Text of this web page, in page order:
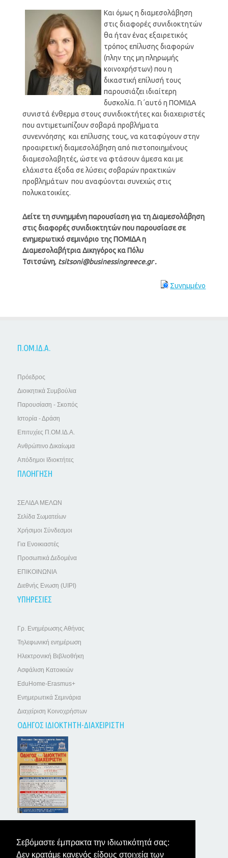
Σεβόμαστε έμπρακτα την ιδιωτικότητά σας:
Δεν κρατάμε κανενός είδους στοιχεία των
Και όμως η διαμεσολάβηση
στις διαφορές συνιδιοκτητών
θα ήταν ένας εξαιρετικός
τρόπος επίλυσης διαφορών
(πλην της μη πληρωμής
κοινοχρήστων) που η
δικαστική επίλυσή τους
παρουσιάζει ιδιαίτερη
δυσκολία. Γι΄αυτό η ΠΟΜΙΔΑ
συνιστά ένθερμα στους συνιδιοκτήτες και διαχειριστές
που αντιμετωπίζουν σοβαρά προβλήματα
συνεννόησης και επίλυσης τους, να καταφύγουν στην
προαιρετική διαμεσολάβηση από πιστοποιημένους
διαμεσολαβητές, ώστε να φτάσουν άμεσα και με
ελάχιστα έξοδα σε λύσεις σοβαρών πρακτικών
προβλημάτων που αναφύονται συνεχώς στις
πολυκατοικίες.
Δείτε τη συνημμένη παρουσίαση για τη Διαμεσολάβηση
στις διαφορές συνιδιοκτητών που παρουσίασε σε
ενημερωτικό σεμινάριο της ΠΟΜΙΔΑ η
Διαμεσολαβήτρια Δικηγόρος κα Πόλυ
Τσιτσώνη, tsitsoni@businessingreece.gr .
Συνημμένο
Π.ΟΜ.ΙΔ.Α.
Πρόεδρος
Διοικητικά Συμβούλια
Παρουσίαση - Σκοπός
Ιστορία - Δράση
Επιτυχίες Π.ΟΜ.ΙΔ.Α.
Ανθρώπινο Δικαίωμα
Απόδημοι Ιδιοκτήτες
ΠΛΟΗΓΗΣΗ
ΣΕΛΙΔΑ ΜΕΛΩΝ
Σελίδα Σωματείων
Χρήσιμοι Σύνδεσμοι
Για Ενοικιαστές
Προσωπικά Δεδομένα
ΕΠΙΚΟΙΝΩΝΙΑ
Διεθνής Ενωση (UIPI)
ΥΠΗΡΕΣΙΕΣ
Γρ. Ενημέρωσης Αθήνας
Τηλεφωνική ενημέρωση
Ηλεκτρονική Βιβλιοθήκη
Ασφάλιση Κατοικιών
EduHome-Erasmus+
Ενημερωτικά Σεμινάρια
Διαχείριση Κοινοχρήστων
ΟΔΗΓΟΣ ΙΔΙΟΚΤΗΤΗ-ΔΙΑΧΕΙΡΙΣΤΗ
ΤΑ ΝΕΑ ΤΩΝ ΙΔΙΟΚΤΗΤΩΝ